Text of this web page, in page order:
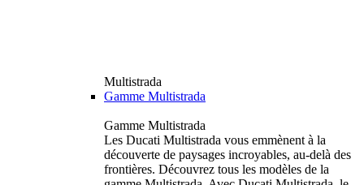
Multistrada
Gamme Multistrada
Gamme Multistrada
Les Ducati Multistrada vous emmènent à la
découverte de paysages incroyables, au-delà des
frontières. Découvrez tous les modèles de la